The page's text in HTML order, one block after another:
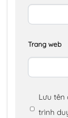
Trang web
Lưu tên
trình